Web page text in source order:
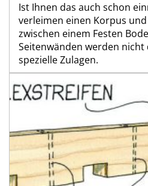
Ist Ihnen das auch schon
verleimen einen Korpus
zwischen einem Festen
Seitenwänden werden
spezielle Zulagen.